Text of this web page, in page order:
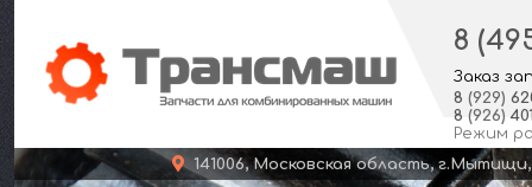
8
Заказ
8 (929)
8 (926)
Режим
141006, Московская область,